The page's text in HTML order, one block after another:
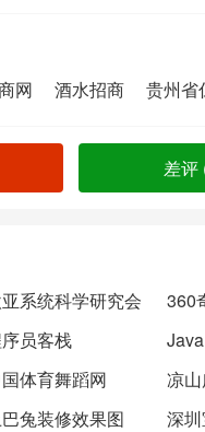
网 酒水招商 贵州省
差评
系统科学研究会 360
员客栈 Java
体育舞蹈网 凉
兔装修效果图 深